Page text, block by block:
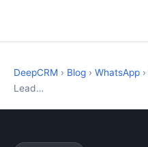
DeepCRM › Blog › WhatsApp ›
Lead…